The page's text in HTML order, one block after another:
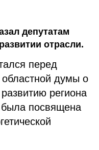
депутатам
отрасли.
перед
думы о
региона
была посвящена